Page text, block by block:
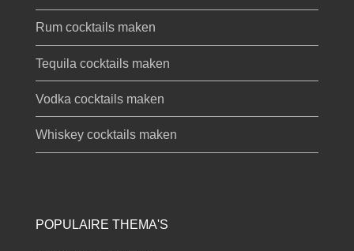
Rum cocktails maken
Tequila cocktails maken
Vodka cocktails maken
Whiskey cocktails maken
POPULAIRE THEMA'S